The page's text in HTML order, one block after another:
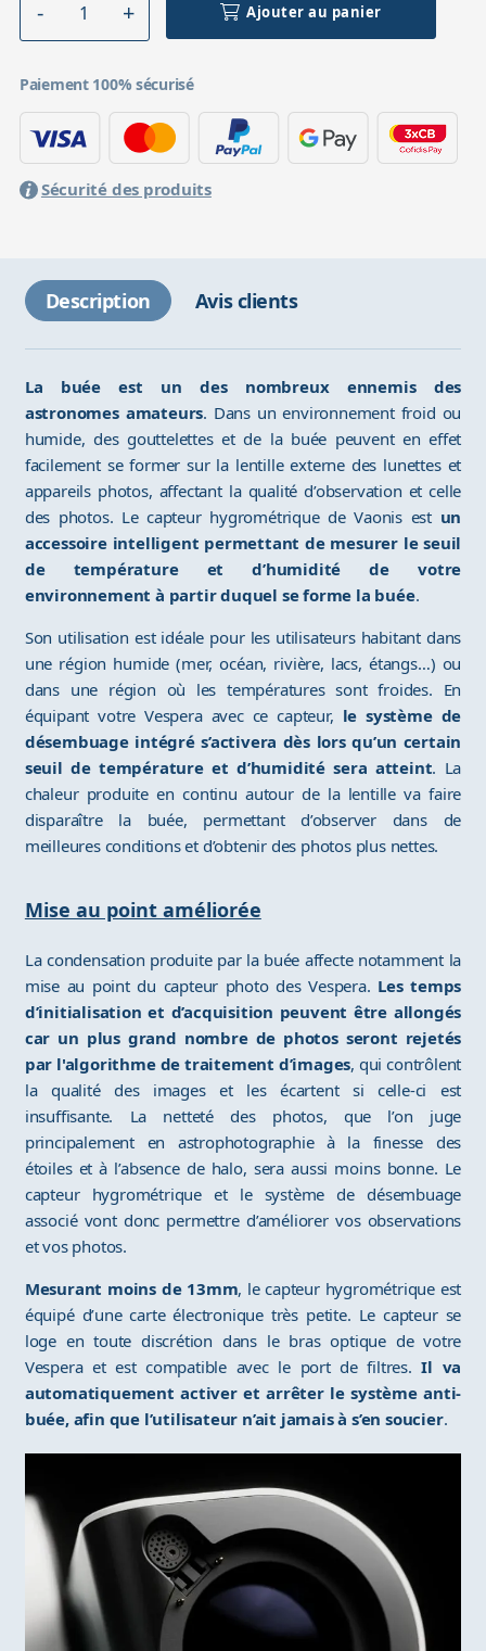
Ajouter au panier
Paiement 100% sécurisé
Sécurité des produits
Description Avis clients
La buée est un des nombreux ennemis des
astronomes amateurs. Dans un environnement froid ou
humide, des gouttelettes et de la buée peuvent en effet
facilement se former sur la lentille externe des lunettes et
appareils photos, affectant la qualité d’observation et celle
des photos. Le capteur hygrométrique de Vaonis est un
accessoire intelligent permettant de mesurer le seuil
de température et d’humidité de votre
environnement à partir duquel se forme la buée.
Son utilisation est idéale pour les utilisateurs habitant dans
une région humide (mer, océan, rivière, lacs, étangs…) ou
dans une région où les températures sont froides. En
équipant votre Vespera avec ce capteur, le système de
désembuage intégré s’activera dès lors qu’un certain
seuil de température et d’humidité sera atteint. La
chaleur produite en continu autour de la lentille va faire
disparaître la buée, permettant d’observer dans de
meilleures conditions et d’obtenir des photos plus nettes.
Mise au point améliorée
La condensation produite par la buée affecte notamment la
mise au point du capteur photo des Vespera. Les temps
d’initialisation et d’acquisition peuvent être allongés
car un plus grand nombre de photos seront rejetés
par l'algorithme de traitement d’images, qui contrôlent
la qualité des images et les écartent si celle-ci est
insuffisante. La netteté des photos, que l’on juge
principalement en astrophotographie à la finesse des
étoiles et à l’absence de halo, sera aussi moins bonne. Le
capteur hygrométrique et le système de désembuage
associé vont donc permettre d’améliorer vos observations
et vos photos.
Mesurant moins de 13mm, le capteur hygrométrique est
équipé d’une carte électronique très petite. Le capteur se
loge en toute discrétion dans le bras optique de votre
Vespera et est compatible avec le port de filtres.Il va
automatiquement activer et arrêter le système anti-
buée, afin que l’utilisateur n’ait jamais à s’en soucier.